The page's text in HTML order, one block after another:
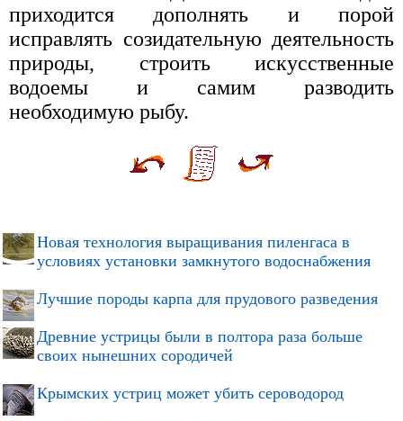
приходится дополнять и порой
исправлять созидательную деятельность
природы, строить искусственные
водоемы и самим разводить
необходимую рыбу.
Новая технология выращивания пиленгаса в
условиях установки замкнутого водоснабжения
Лучшие породы карпа для прудового разведения
Древние устрицы были в полтора раза больше
своих нынешних сородичей
Крымских устриц может убить сероводород